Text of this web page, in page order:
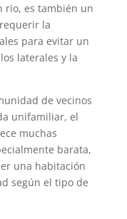
rio, es también un
la
para evitar un
laterales y la
de vecinos
unifamiliar, el
muchas
barata,
una habitación
según el tipo de